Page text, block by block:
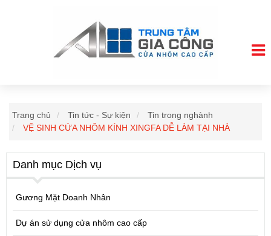
Trang chủ Tin tức - Sự kiện
Tin trong nghành
VỆ SINH CỬA NHÔM KÍNH XINGFA DỄ LÀM TẠI NHÀ
Danh mục Dịch vụ
Gương Mặt Doanh Nhân
Dự án sử dụng cửa nhôm cao cấp